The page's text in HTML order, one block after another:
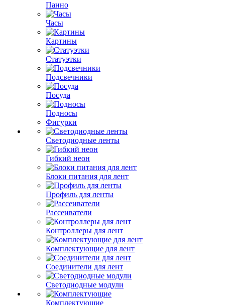
Панно
Часы
Картины
Статуэтки
Подсвечники
Посуда
Подносы
Фигурки
Светодиодные ленты
Гибкий неон
Блоки питания для лент
Профиль для ленты
Рассеиватели
Контроллеры для лент
Комплектующие для лент
Соединители для лент
Светодиодные модули
Комплектующие